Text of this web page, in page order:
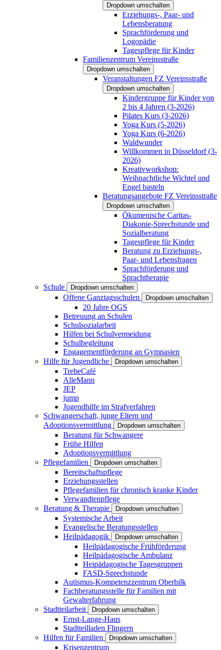
Dropdown umschalten
Erziehungs-, Paar- und
Lebensberatung
Sprachförderung und
Logopädie
Tagespflege für Kinder
Familienzentrum Vereinsstraße
Dropdown umschalten
Veranstaltungen FZ Vereinsstraße
Dropdown umschalten
Kindergruppe für Kinder von
2 bis 4 Jahren (3-2026)
Pilates Kurs (3-2026)
Yoga Kurs (5-2026)
Yoga Kurs (6-2026)
Waldwunder
Willkommen in Düsseldorf (3-
2026)
Kreativworkshop:
Weihnachtliche Wichtel und
Engel basteln
Beratungsangebote FZ Vereinsstraße
Dropdown umschalten
Ökumenische Caritas-
Diakonie-Sprechstunde und
Sozialberatung
Tagespflege für Kinder
Beratung zu Erziehungs-,
Paar- und Lebensfragen
Sprachförderung und
Sprachtherapie
Schule
Dropdown umschalten
Offene Ganztagsschulen Dropdown umschalten
20 Jahre OGS
Betreuung an Schulen
Schulsozialarbeit
Hilfen bei Schulvermeidung
Schulbegleitung
Engagementförderung an Gymnasien
Hilfe für Jugendliche
Dropdown umschalten
TrebeCafé
AlleMann
JEP
jump
Jugendhilfe im Strafverfahren
Schwangerschaft, junge Eltern und
Adoptionsvermittlung
Dropdown umschalten
Beratung für Schwangere
Frühe Hilfen
Adoptionsvermittlung
Pflegefamilien
Dropdown umschalten
Bereitschaftspflege
Erziehungsstellen
Pflegefamilien für chronisch kranke Kinder
Verwandtenpflege
Beratung & Therapie
Dropdown umschalten
Systemische Arbeit
Evangelische Beratungsstellen
Heilpädagogik
Dropdown umschalten
Heilpädagogische Frühförderung
Heilpädagogische Ambulanz
Heipädagogische Tagesgruppen
FASD-Sprechstunde
Autismus-Kompetenzzentrum Oberbilk
Fachberatungsstelle für Familien mit
Gewalterfahrung
Stadtteilarbeit
Dropdown umschalten
Ernst-Lange-Haus
Stadtteilladen Flingern
Hilfen für Familien
Dropdown umschalten
Krisenzentrum